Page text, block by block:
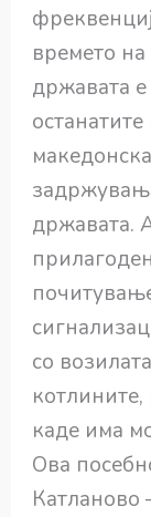
времето
државата
државата.
со
каде има
Ова
Катланово